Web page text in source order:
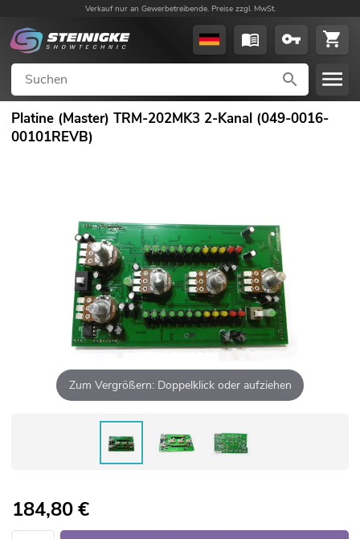
Verkauf nur an Gewerbetreibende. Preise zzgl. MwSt.
Platine (Master) TRM-202MK3 2-Kanal (049-0016-
00101REVB)
Zum Vergrößern: Doppelklick oder aufziehen
184,80€